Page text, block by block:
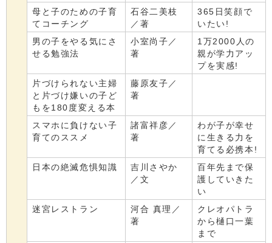
母と子のための子育
てコーチング
石谷二美枝
／著
365日笑顔で
いたい!
男の子をやる気にさ
せる勉強法
小室尚子／
著
1万2000人の
親が学力アッ
プを実感!
片づけられない主婦
と片づけ嫌いの子ど
もを180度変える本
藤原友子／
著
スマホに負けない子
育てのススメ
諸富祥彦／
著
わが子が幸せ
に生きる力を
育てる必携本!
日本の絶滅危惧知識
吉川さやか
／文
百年先まで保
護していきた
い
迷宮レストラン
河合 真理／
著
クレオパトラ
から樋口一葉
まで